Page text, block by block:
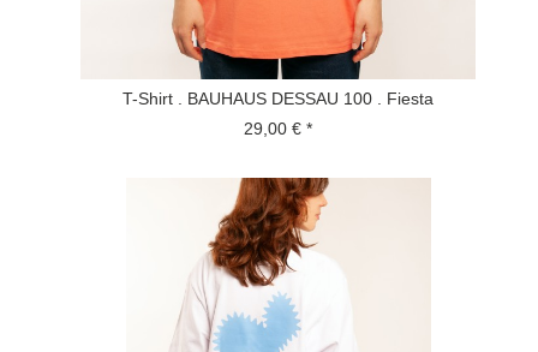
T-Shirt . BAUHAUS DESSAU 100 . Fiesta
29,00 € *